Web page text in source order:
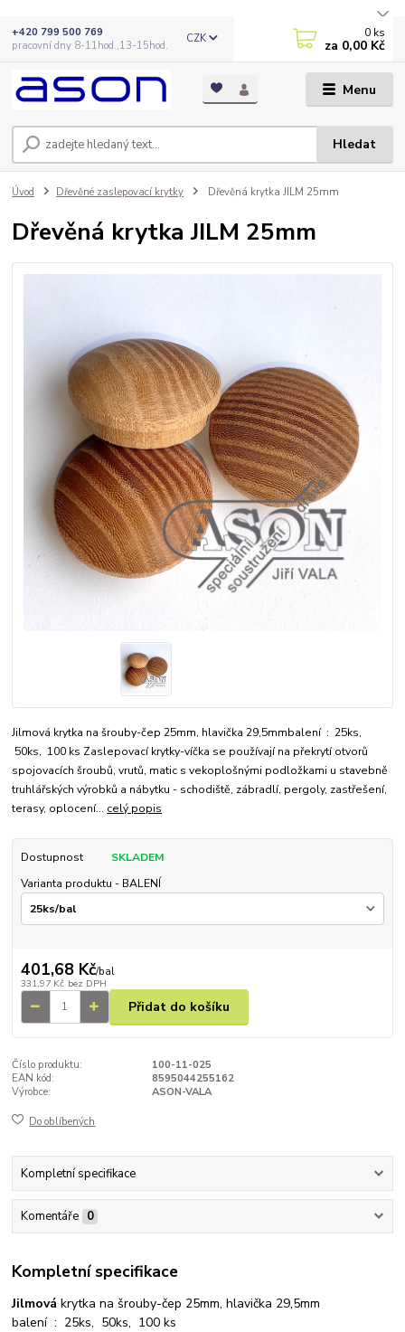
Menu
CZK
Hledat
+420 799 500 769
pracovní dny 8-11hod.,13-15hod.
0 ks
za 0,00 Kč
Úvod Dřevěné zaslepovací krytky Dřevěná krytka JILM 25mm
Dřevěná krytka JILM 25mm
Jilmová krytka na šrouby-čep 25mm, hlavička 29,5mmbalení : 25ks,
50ks, 100 ks Zaslepovací krytky-víčka se používají na překrytí otvorů
spojovacích šroubů, vrutů, matic s vekoplošnými podložkami u stavebně
truhlářských výrobků a nábytku - schodiště, zábradlí, pergoly, zastřešení,
terasy, oplocení... celý popis
Dostupnost
SKLADEM
Varianta produktu - BALENÍ
401,68 Kč/bal
331,97 Kč bez DPH
Přidat do košíku
Číslo produktu:
100-11-025
EAN kód:
8595044255162
Výrobce:
ASON-VALA
Do oblíbených
Kompletní specifikace
Komentáře 0
Kompletní specifikace
Jilmová krytka na šrouby-čep 25mm, hlavička 29,5mm
balení : 25ks, 50ks, 100 ks